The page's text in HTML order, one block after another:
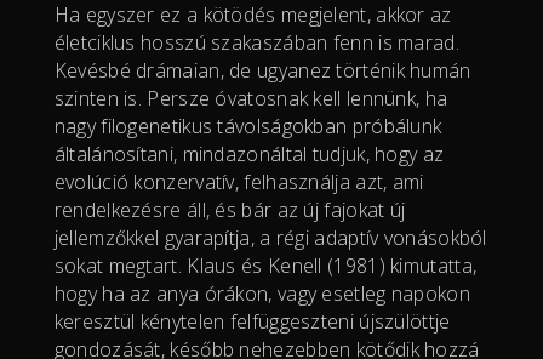
Ha egyszer ez a kötödés megjelent, akkor az
életciklus hosszú szakaszában fenn is marad.
Kevésbé drámaian, de ugyanez történik humán
szinten is. Persze óvatosnak kell lennünk, ha
nagy filogenetikus távolságokban próbálunk
általánosítani, mindazonáltal tudjuk, hogy az
evolúció konzervatív, felhasználja azt, ami
rendelkezésre áll, és bár az új fajokat új
jellemzőkkel gyarapítja, a régi adaptív vonásokból
sokat megtart. Klaus és Kenell (1981) kimutatta,
hogy ha az anya órákon, vagy esetleg napokon
keresztül kénytelen felfüggeszteni újszülöttje
gondozását, később nehezebben kötődik hozzá